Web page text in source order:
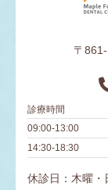
〒
診療時間
09:00-13:00
14:30-18:30
休診日：木曜